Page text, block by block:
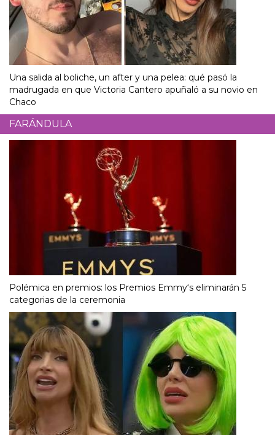
Una salida al boliche, un after y una pelea: qué pasó la
madrugada en que Victoria Cantero apuñaló a su novio en
Chaco
FARÁNDULA
Polémica en premios: los Premios Emmy‘s eliminarán 5
categorias de la ceremonia